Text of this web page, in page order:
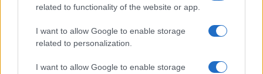
related to functionality of the website or app.
I want to allow Google to enable storage
related to personalization.
I want to allow Google to enable storage